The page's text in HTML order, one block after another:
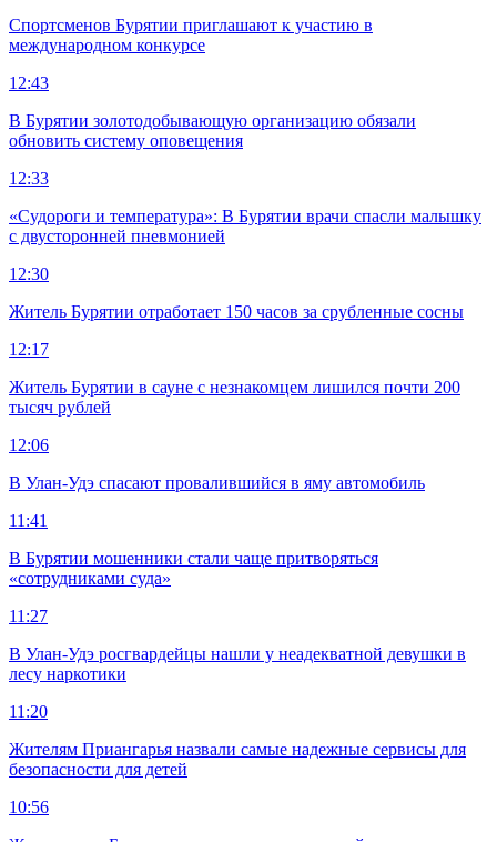
Спортсменов Бурятии приглашают к участию в
международном конкурсе
12:43
В Бурятии золотодобывающую организацию обязали
обновить систему оповещения
12:33
«Судороги и температура»: В Бурятии врачи спасли малышку
с двусторонней пневмонией
12:30
Житель Бурятии отработает 150 часов за срубленные сосны
12:17
Житель Бурятии в сауне с незнакомцем лишился почти 200
тысяч рублей
12:06
В Улан-Удэ спасают провалившийся в яму автомобиль
11:41
В Бурятии мошенники стали чаще притворяться
«сотрудниками суда»
11:27
В Улан-Удэ росгвардейцы нашли у неадекватной девушки в
лесу наркотики
11:20
Жителям Приангарья назвали самые надежные сервисы для
безопасности для детей
10:56